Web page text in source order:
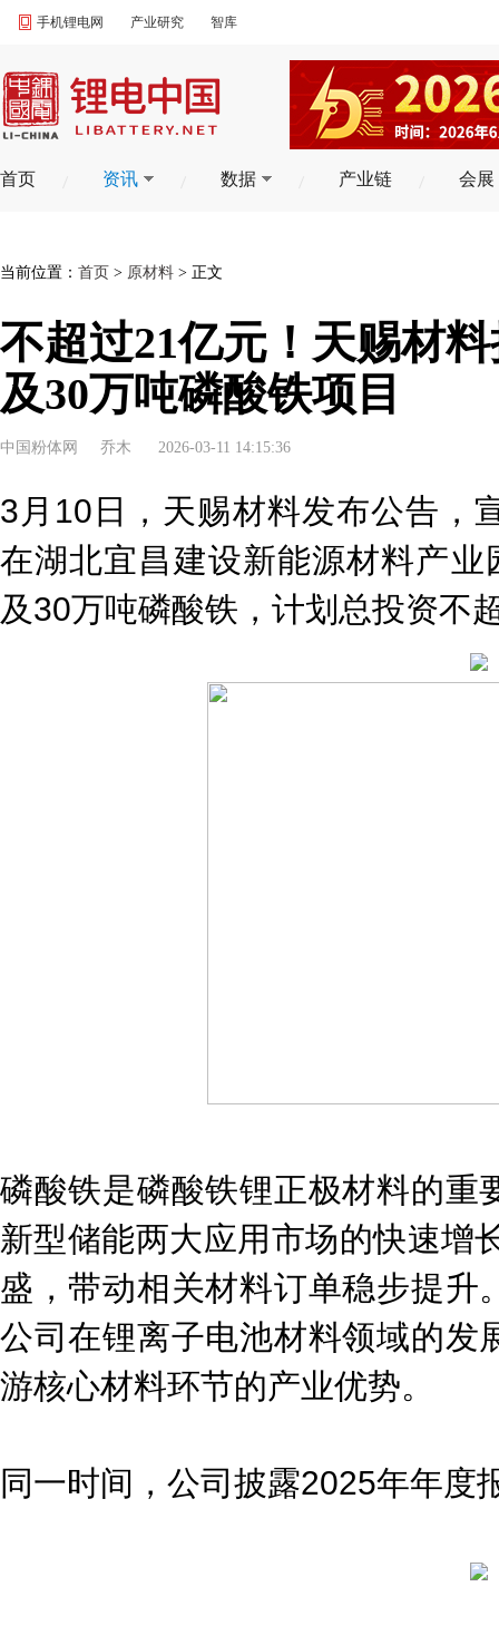
手机锂电网 产业研究 智库
首页 资讯 数据 产业链 会展
当前位置： 首页 > 原材料 > 正文
不超过21亿元！天赐材
及30万吨磷酸铁项目
中国粉体网 乔木 2026-03-11 14:15:36
3月10日，天赐材料发布公告，
在湖北宜昌建设新能源材料产
及30万吨磷酸铁，计划总投资不
磷酸铁是磷酸铁锂正极材料的重
新型储能两大应用市场的快速增
盛，带动相关材料订单稳步提升
公司在锂离子电池材料领域的发
游核心材料环节的产业优势。
同一时间，公司披露2025年年度